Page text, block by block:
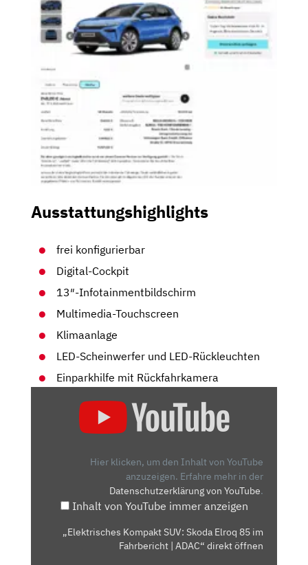
Ausstattungshighlights
frei konfigurierbar
Digital-Cockpit
13″-Infotainmentbildschirm
Multimedia-Touchscreen
Klimaanlage
LED-Scheinwerfer und LED-Rückleuchten
Einparkhilfe mit Rückfahrkamera
KOMPAKT
FAHRBERICHT
Hier klicken, um den Inhalt von YouTube
anzuzeigen. Erfahre mehr in der
Datenschutzerklärung von YouTube.
Inhalt von YouTube immer anzeigen
„Elektrisches Kompakt SUV: Skoda Elroq 85 im
Fahrbericht | ADAC“ direkt öffnen